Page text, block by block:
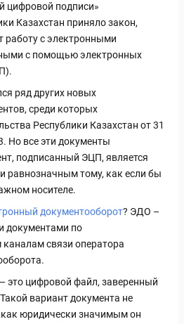
цифровой подписи»
Казахстан приняло закон,
работу с электронными
с помощью электронных
ряд других новых
среди которых
Республики Казахстан от 31
Но все эти документы
подписанный ЭЦП, является
равнозначным тому, как если бы
носителе.
документооборот? ЭДО –
документами по
связи оператора
это цифровой файл, заверенный
вариант документа не
как юридически значимым он